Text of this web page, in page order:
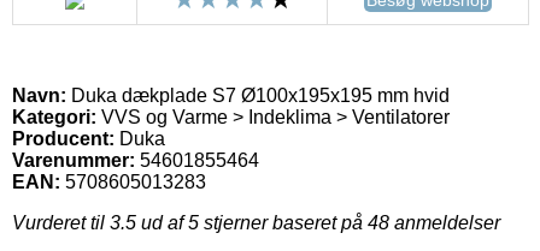
Navn: Duka dækplade S7 Ø100x195x195 mm hvid
Kategori: VVS og Varme > Indeklima > Ventilatorer
Producent: Duka
Varenummer: 54601855464
EAN: 5708605013283
Vurderet til 3.5 ud af 5 stjerner baseret på 48 anmeldelser